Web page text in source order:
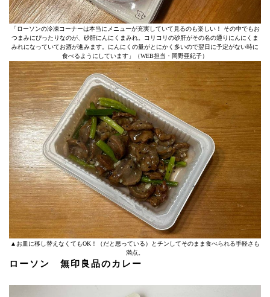
「ローソンの冷凍コーナーは本当にメニューが充実していて見るのも楽しい！ その中でもお
つまみにぴったりなのが、砂肝にんにくまみれ。コリコリの砂肝がその名の通りにんにくま
みれになっていてお酒が進みます。にんにくの量がとにかく多いので翌日に予定がない時に
食べるようにしています」（WEB担当・岡野亜紀子）
▲お皿に移し替えなくてもOK！（だと思っている）とチンしてそのまま食べられる手軽さも
満点。
ローソン 無印良品のカレー